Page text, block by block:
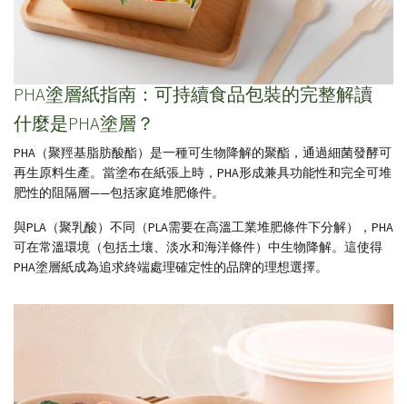
PHA塗層紙指南：可持續食品包裝的完整解讀
什麼是PHA塗層？
PHA（聚羥基脂肪酸酯）是一種可生物降解的聚酯，通過細菌發酵可
再生原料生產。當塗布在紙張上時，PHA形成兼具功能性和完全可堆
肥性的阻隔層——包括家庭堆肥條件。
與PLA（聚乳酸）不同（PLA需要在高溫工業堆肥條件下分解），PHA
可在常溫環境（包括土壤、淡水和海洋條件）中生物降解。這使得
PHA塗層紙成為追求終端處理確定性的品牌的理想選擇。